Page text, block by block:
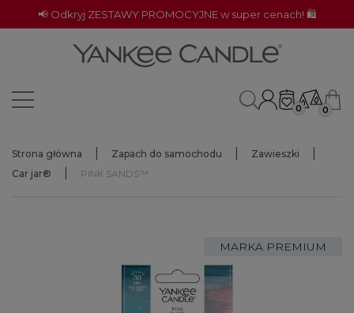
📢 Odkryj ZESTAWY PROMOCYJNE w super cenach! 🛍️
0 0
Strona główna Zapach do samochodu
Zawieszki
Car jar®
PINK SANDS™
MARKA PREMIUM